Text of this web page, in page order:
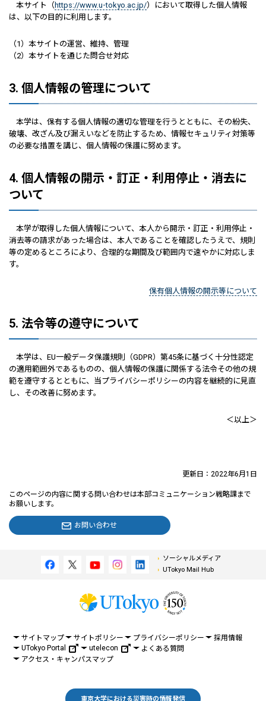
本サイト（ https://www.u-tokyo.ac.jp/）において取得した個人情報
は、以下の目的に利用します。
（1）本サイトの運営、維持、管理
（2）本サイトを通じた問合せ対応
3. 個人情報の管理について
本学は、保有する個人情報の適切な管理を行うとともに、その紛失、
破壊、改ざん及び漏えいなどを防止するため、情報セキュリティ対策等
の必要な措置を講じ、個人情報の保護に努めます。
4. 個人情報の開示・訂正・利用停止・消去に
ついて
本学が取得した個人情報について、本人から開示・訂正・利用停止・
消去等の請求があった場合は、本人であることを確認したうえで、規則
等の定めるところにより、合理的な期間及び範囲内で速やかに対応しま
す。
保有個人情報の開示等について
5. 法令等の遵守について
本学は、EU一般データ保護規則（GDPR）第45条に基づく十分性認定
の適用範囲外であるものの、個人情報の保護に関係する法令その他の規
範を遵守するとともに、当プライバシーポリシーの内容を継続的に見直
し、その改善に努めます。
＜以上＞
更新日：2022年6月1日
このページの内容に関する問い合わせは本部コミュニケーション戦略課まで
お願いします。
お問い合わせ
ソーシャルメディア
UTokyo Mail Hub
サイトマップ サイトポリシー プライバシーポリシー
採用情報
UTokyo Portal
utelecon
よくある質問
アクセス・キャンパスマップ
東京大学における災害時の情報発信